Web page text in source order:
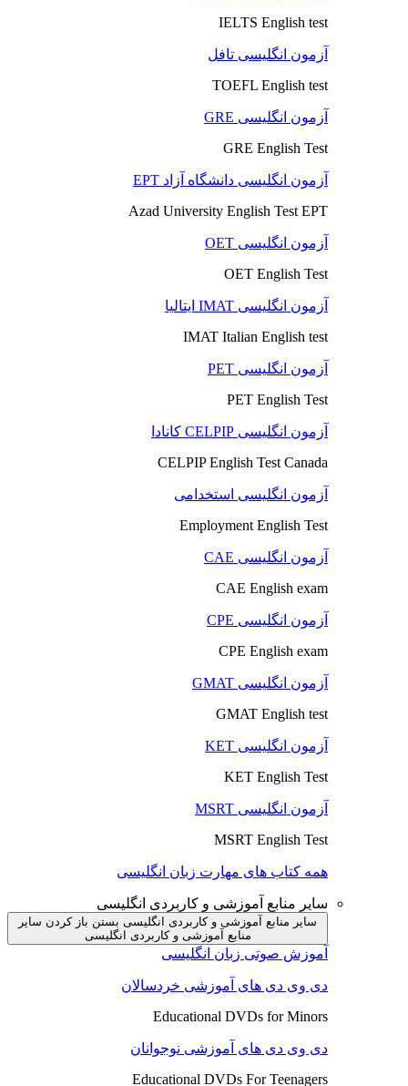
IELTS English test
آزمون انگلیسی تافل
TOEFL English test
آزمون انگلیسی GRE
GRE English Test
آزمون انگلیسی دانشگاه آزاد EPT
Azad University English Test EPT
آزمون انگلیسی OET
OET English Test
آزمون انگلیسی IMAT ایتالیا
IMAT Italian English test
آزمون انگلیسی PET
PET English Test
آزمون انگلیسی CELPIP کانادا
CELPIP English Test Canada
آزمون انگلیسی استخدامی
Employment English Test
آزمون انگلیسی CAE
CAE English exam
آزمون انگلیسی CPE
CPE English exam
آزمون انگلیسی GMAT
GMAT English test
آزمون انگلیسی KET
KET English Test
آزمون انگلیسی MSRT
MSRT English Test
همه کتاب های مهارت زبان انگلیسی
سایر منابع آموزشی و کاربردی انگلیسی
سایر منابع آموزشی و کاربردی انگلیسی بستن باز کردن سایر
منابع آموزشی و کاربردی انگلیسی
آموزش صوتی زبان انگلیسی
دی وی دی های آموزشی خردسالان
Educational DVDs for Minors
دی وی دی های آموزشی نوجوانان
Educational DVDs For Teenagers